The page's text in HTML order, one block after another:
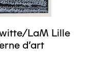
LaM Lille
d’art